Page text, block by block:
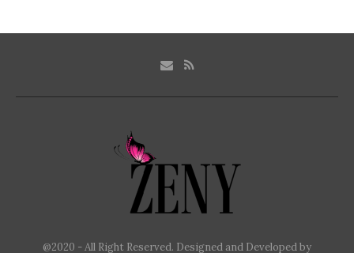
@2020 - All Right Reserved. Designed and Developed by